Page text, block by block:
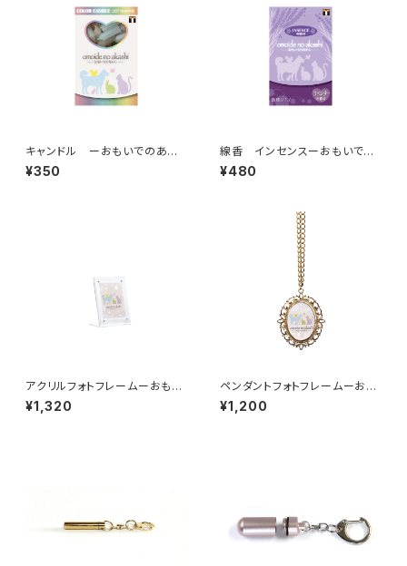
キャンドル ーおもいでのあか
しー ペット仏具
¥350
線香 インセンスーおもいでの
あかしーペット仏具 消臭効果
あり 微煙・香煙
¥480
アクリルフォトフレームーおもい
でのあかしーペット仏具
¥1,320
ペンダントフォトフレームーおも
いでのあかしーペット仏具
¥1,200